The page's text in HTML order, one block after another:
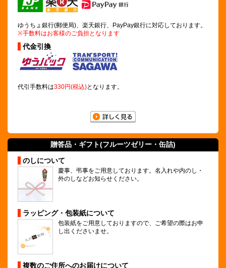
ゆうちょ銀行(郵便局)、楽天銀行、PayPay銀行に対応しております。
※手数料はお客様のご負担となります
代金引換
代引手数料は330円(税込)となります。
贈答品・ギフト(フルーツゼリー ・缶詰)
のしについて
慶事、弔事をご用意しております。名入れや内のし・
外のしなどお知らせください。
ラッピング・包装紙について
包装紙をご用意しておりますので、ご希望の際はお申
し出くださいませ。
複数のご住所へのお届けについて